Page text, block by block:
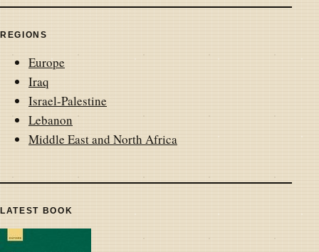
REGIONS
Europe
Iraq
Israel-Palestine
Lebanon
Middle East and North Africa
LATEST BOOK